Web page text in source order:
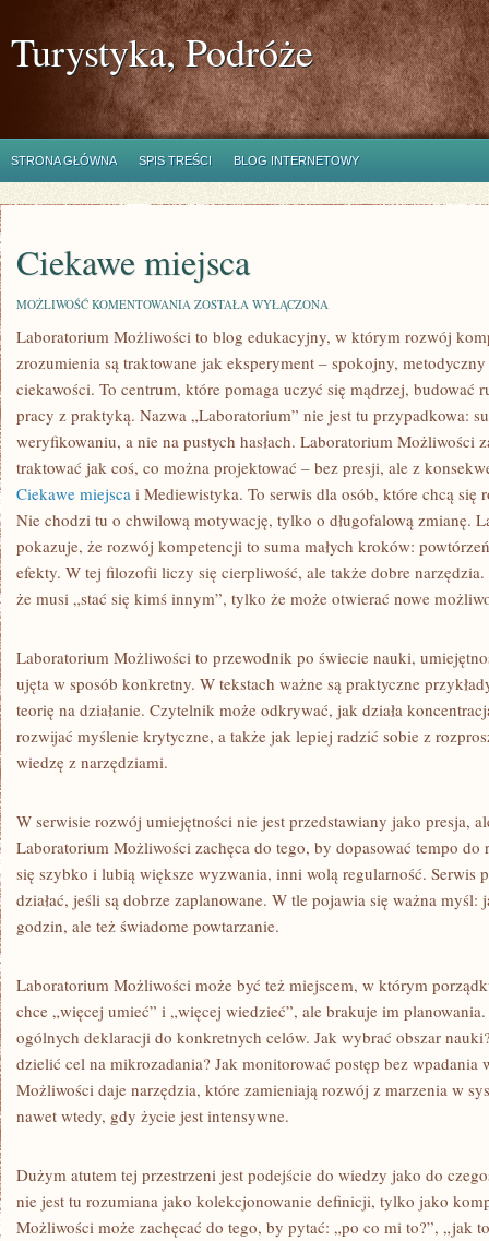
Turystyka, Podróże
STRONA GŁÓWNA SPIS TREŚCI BLOG INTERNETOWY
Ciekawe miejsca
MOŻLIWOŚĆ KOMENTOWANIA CIEKAWE
ZOSTAŁA WYŁĄCZONA
Laboratorium Możliwości to blog edukacyjny, w którym rozwój
zrozumienia są traktowane jak eksperyment – spokojny, metodyczny
ciekawości. To centrum, które pomaga uczyć się mądrzej, budować
pracy z praktyką. Nazwa „Laboratorium” nie jest tu przypadkowa:
weryfikowaniu, a nie na pustych hasłach. Laboratorium Możliwości
traktować jak coś, co można projektować – bez presji, ale z
Ciekawe miejsca i Mediewistyka. To serwis dla osób, które chcą się
Nie chodzi tu o chwilową motywację, tylko o długofalową zmianę.
pokazuje, że rozwój kompetencji to suma małych kroków:
efekty. W tej filozofii liczy się cierpliwość, ale także dobre
że musi „stać się kimś innym”, tylko że może otwierać nowe
Laboratorium Możliwości to przewodnik po świecie nauki,
ujęta w sposób konkretny. W tekstach ważne są praktyczne
teorię na działanie. Czytelnik może odkrywać, jak działa
rozwijać myślenie krytyczne, a także jak lepiej radzić sobie z
wiedzę z narzędziami.
W serwisie rozwój umiejętności nie jest przedstawiany jako presja,
Laboratorium Możliwości zachęca do tego, by dopasować tempo do
się szybko i lubią większe wyzwania, inni wolą regularność. Serwis
działać, jeśli są dobrze zaplanowane. W tle pojawia się ważna
godzin, ale też świadome powtarzanie.
Laboratorium Możliwości może być też miejscem, w którym
chce „więcej umieć” i „więcej wiedzieć”, ale brakuje im
ogólnych deklaracji do konkretnych celów. Jak wybrać obszar
dzielić cel na mikrozadania? Jak monitorować postęp bez wpadania
Możliwości daje narzędzia, które zamieniają rozwój z marzenia w
nawet wtedy, gdy życie jest intensywne.
Dużym atutem tej przestrzeni jest podejście do wiedzy jako do
nie jest tu rozumiana jako kolekcjonowanie definicji, tylko jako
Możliwości może zachęcać do tego, by pytać: „po co mi to?”, „jak